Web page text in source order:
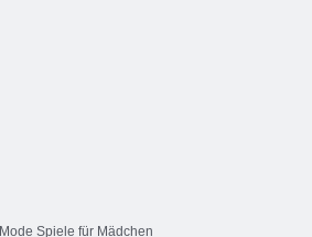
Mode Spiele für Mädchen